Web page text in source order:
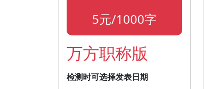
5元/1000字
万方职称版
检测时可选择发表日期